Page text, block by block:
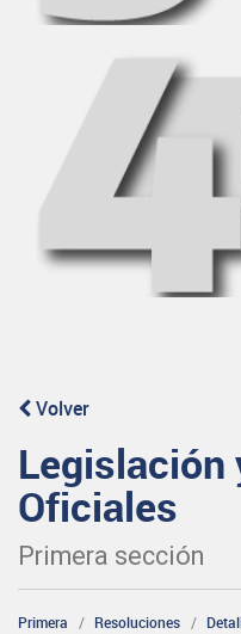
Volver
Legislación
Oficiales
Primera sección
Primera Resoluciones